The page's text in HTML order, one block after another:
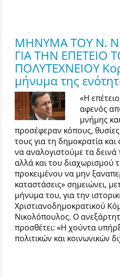
ΜΗΝΥΜΑ ΤΟΥ Ν.
ΓΙΑ ΤΗΝ ΕΠΕΤΕΙΟ
ΠΟΛΥΤΕΧΝΕΙΟΥ
μήνυμα της
«Η
αφενός
μνήμης
προσέφεραν κόπους,
τους για τη δημοκρατία
να αναλογιστούμε τα δεινά
αλλά και του διαχωρισμού
προκειμένου να μην
καταστάσεις» σημειώνει,
μήνυμα του, για την
Χριστιανοδημοκρατικού
Νικολόπουλος. Ο
προσθέτει: «Η χούντα
πολιτικών και κοινωνικών